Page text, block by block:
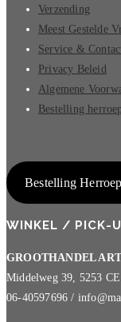
Verzending
Meest Gestelde
Service &
Privacy Beleid
Algemene
Bestelling
Bestelling
WINKEL / PICK-
GROOTHANDEL
Middelweg 39, 5253
06-40597696 /